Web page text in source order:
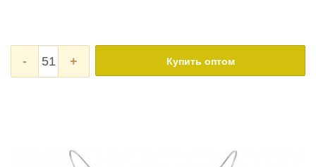
- + Купить оптом